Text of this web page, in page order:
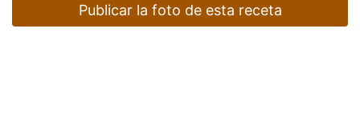
Publicar la foto de esta receta